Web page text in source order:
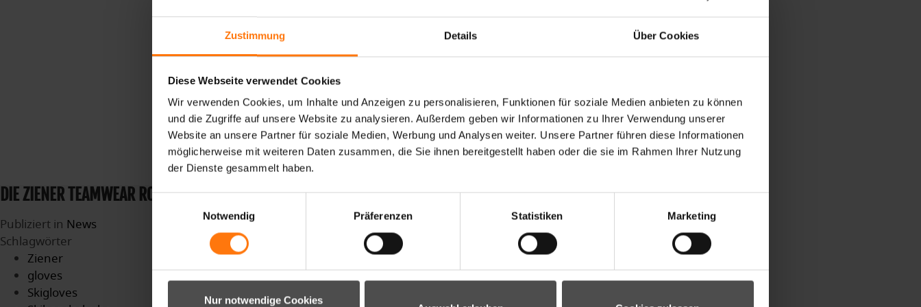
Zustimmung Details Über Cookies
Diese Webseite verwendet Cookies
Wir verwenden Cookies, um Inhalte und Anzeigen zu personalisieren, Funktionen für soziale Medien anbieten zu können
und die Zugriffe auf unsere Website zu analysieren. Außerdem geben wir Informationen zu Ihrer Verwendung unserer
Website an unsere Partner für soziale Medien, Werbung und Analysen weiter. Unsere Partner führen diese Informationen
möglicherweise mit weiteren Daten zusammen, die Sie ihnen bereitgestellt haben oder die sie im Rahmen Ihrer Nutzung
der Dienste gesammelt haben.
Einwilligungsauswahl
Notwendig
Präferenzen Statistiken Marketing
Nur notwendige Cookies
DIE ZIENER TEAMWEAR ROADSHOW IST ZURÜCK!
Publiziert in News
Schlagwörter
Ziener
gloves
Skigloves